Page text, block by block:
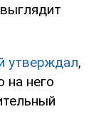
утверждал,
на него